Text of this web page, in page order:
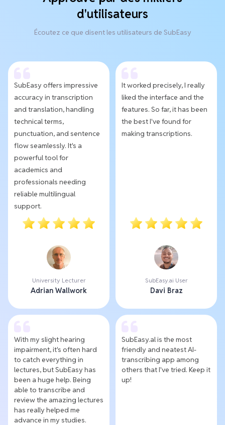
d'utilisateurs
Écoutez ce que disent les utilisateurs de SubEasy
SubEasy offers impressive
accuracy in transcription
and translation, handling
technical terms,
punctuation, and sentence
flow seamlessly. It's a
powerful tool for
academics and
professionals needing
reliable multilingual
support.
University Lecturer
Adrian Wallwork
It worked precisely, I really
liked the interface and the
features. So far, it has been
the best I've found for
making transcriptions.
SubEasy.ai User
Davi Braz
With my slight hearing
impairment, it's often hard
to catch everything in
lectures, but SubEasy has
been a huge help. Being
able to transcribe and
review the amazing lectures
has really helped me
advance in my studies.
SubEasy.al is the most
friendly and neatest AI-
transcribing app among
others that I've tried. Keep it
up!